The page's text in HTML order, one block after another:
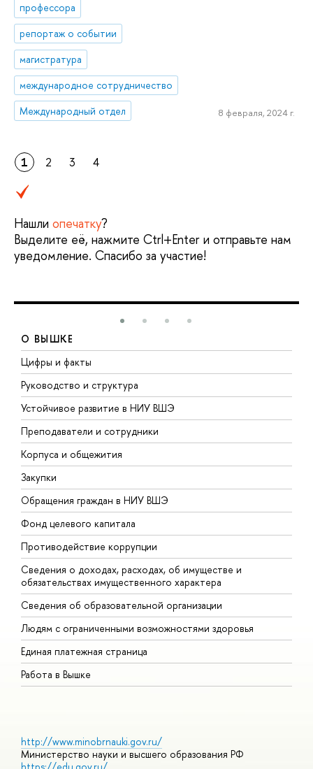
профессора
репортаж о событии
магистратура
международное сотрудничество
Международный отдел
8 февраля, 2024 г.
1 2 3 4
Нашли опечатку?
Выделите её, нажмите Ctrl+Enter и отправьте нам
уведомление. Спасибо за участие!
О ВЫШКЕ
Цифры и факты
Руководство и структура
Устойчивое развитие в НИУ ВШЭ
Преподаватели и сотрудники
Корпуса и общежития
Закупки
Обращения граждан в НИУ ВШЭ
Фонд целевого капитала
Противодействие коррупции
Сведения о доходах, расходах, об имуществе и
обязательствах имущественного характера
Сведения об образовательной организации
Людям с ограниченными возможностями здоровья
Единая платежная страница
Работа в Вышке
http://www.minobrnauki.gov.ru/
Министерство науки и высшего образования РФ